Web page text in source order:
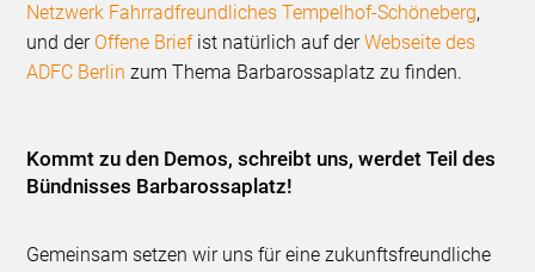
Netzwerk Fahrradfreundliches Tempelhof-Schöneberg,
und der Offene Briefist natürlich auf derWebseite des
ADFC Berlin zum Thema Barbarossaplatz zu finden.
Kommt zu den Demos, schreibt uns, werdet Teil des
Bündnisses Barbarossaplatz!
Gemeinsam setzen wir uns für eine zukunftsfreundliche